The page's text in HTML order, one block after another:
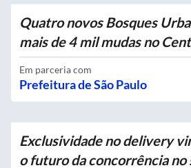
Quatro novos Bosques
mais de 4 mil mudas no
Em parceria com
Prefeitura de São Paulo
Exclusividade no delivery
o futuro da concorrência no